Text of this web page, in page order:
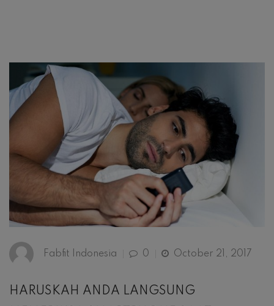
Fabfit Indonesia 0 October 21, 2017
HARUSKAH ANDA LANGSUNG